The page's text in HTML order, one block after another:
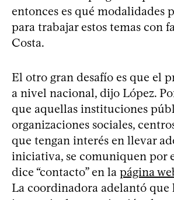
entonces es qué modalidades
para trabajar estos temas con
Costa.
El otro gran desafío es que el
a nivel nacional, dijo López.
que aquellas instituciones
organizaciones sociales,
que tengan interés en llevar
iniciativa, se comuniquen por
dice “contacto” en la página
La coordinadora adelantó que